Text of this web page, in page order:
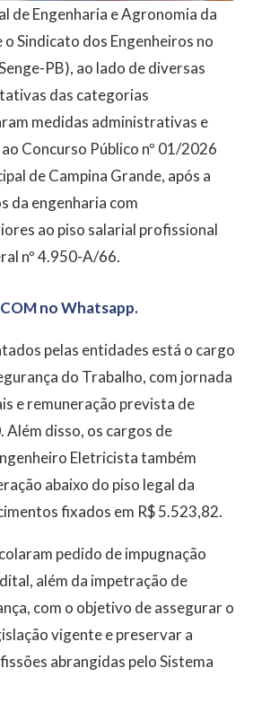
de Engenharia e Agronomia da
o Sindicato dos Engenheiros no
PB), ao lado de diversas
das categorias
medidas administrativas e
Concurso Público nº 01/2026
de Campina Grande, após a
da engenharia com
ao piso salarial profissional
nº 4.950-A/66.
no Whatsapp.
pelas entidades está o cargo
do Trabalho, com jornada
e remuneração prevista de
Além disso, os cargos de
Eletricista também
abaixo do piso legal da
fixados em R$ 5.523,82.
pedido de impugnação
além da impetração de
com o objetivo de assegurar o
vigente e preservar a
abrangidas pelo Sistema